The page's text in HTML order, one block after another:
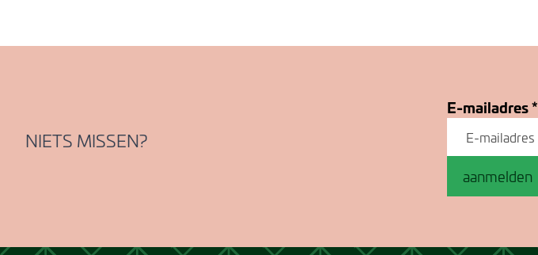
NIETS MISSEN?
E-mailadres*
aanmelden